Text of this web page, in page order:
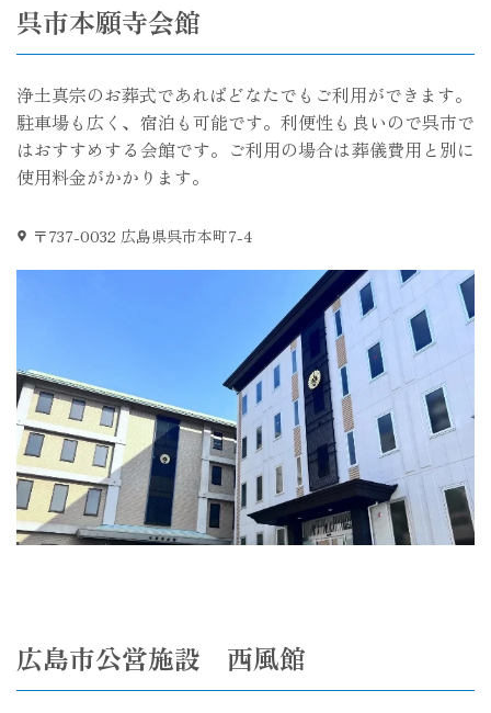
呉市本願寺会館
浄土真宗のお葬式であればどなたでもご利用ができます。
駐車場も広く、宿泊も可能です。利便性も良いので呉市で
はおすすめする会館です。ご利用の場合は葬儀費用と別に
使用料金がかかります。
〒737-0032 広島県呉市本町7-4
広島市公営施設 西風館